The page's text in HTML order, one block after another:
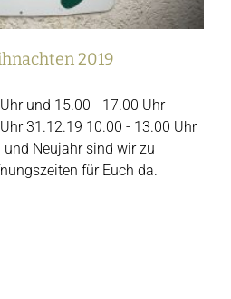
2019
und 15.00 - 17.00 Uhr
31.12.19 10.00 - 13.00 Uhr
Neujahr sind wir zu
für Euch da.